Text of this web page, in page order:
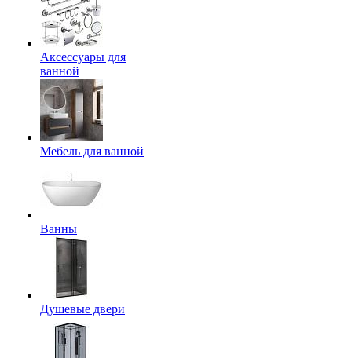
Аксессуары для
ванной
Мебель для ванной
Ванны
Душевые двери